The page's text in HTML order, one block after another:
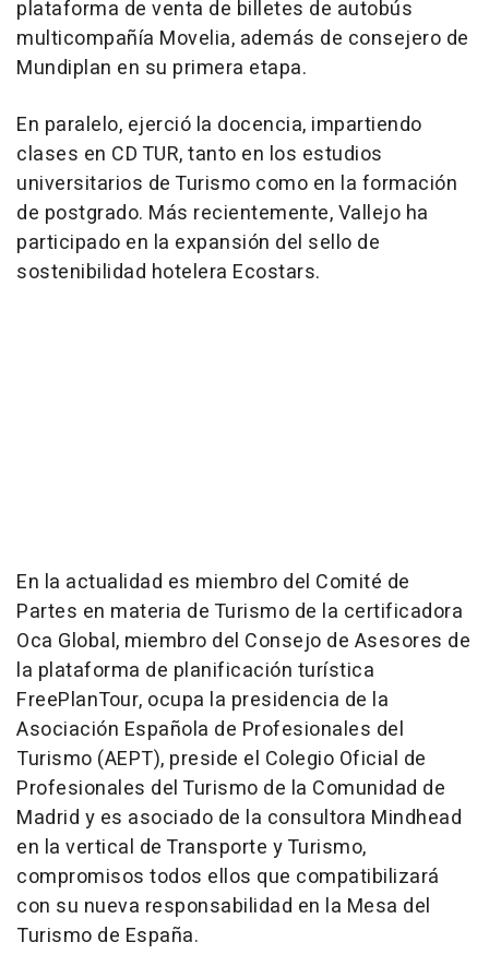
plataforma de venta de billetes de autobús
multicompañía Movelia, además de consejero de
Mundiplan en su primera etapa.
En paralelo, ejerció la docencia, impartiendo
clases en CD TUR, tanto en los estudios
universitarios de Turismo como en la formación
de postgrado. Más recientemente, Vallejo ha
participado en la expansión del sello de
sostenibilidad hotelera Ecostars.
En la actualidad es miembro del Comité de
Partes en materia de Turismo de la certificadora
Oca Global, miembro del Consejo de Asesores de
la plataforma de planificación turística
FreePlanTour, ocupa la presidencia de la
Asociación Española de Profesionales del
Turismo (AEPT), preside el Colegio Oficial de
Profesionales del Turismo de la Comunidad de
Madrid y es asociado de la consultora Mindhead
en la vertical de Transporte y Turismo,
compromisos todos ellos que compatibilizará
con su nueva responsabilidad en la Mesa del
Turismo de España.